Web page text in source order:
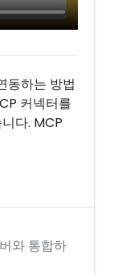
동하는 방법
커넥터를
다. MCP
와 통합하